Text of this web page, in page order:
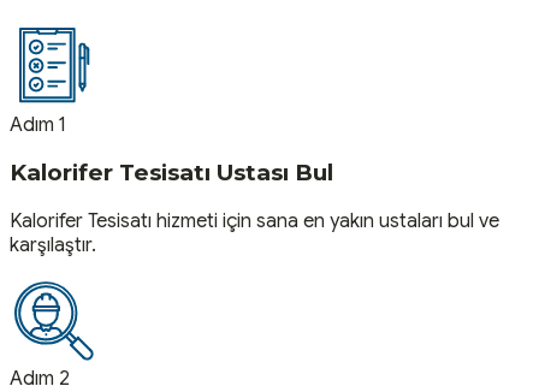
Adım 1
Kalorifer Tesisatı Ustası Bul
Kalorifer Tesisatı hizmeti için sana en yakın ustaları bul ve
karşılaştır.
Adım 2